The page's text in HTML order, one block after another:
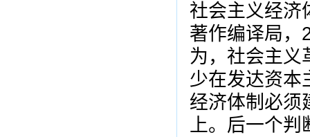
社会主义经济
著作编译局，
为，社会主义
少在发达资本
经济体制必须
上。后一个判